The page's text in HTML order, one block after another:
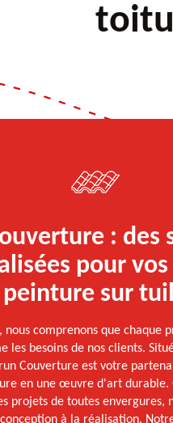
: des
pour
peinture sur
nous comprenons que chaque
les besoins de nos clients.
Couverture est votre
en une œuvre d'art durable.
projets de toutes envergures,
à la réalisation.